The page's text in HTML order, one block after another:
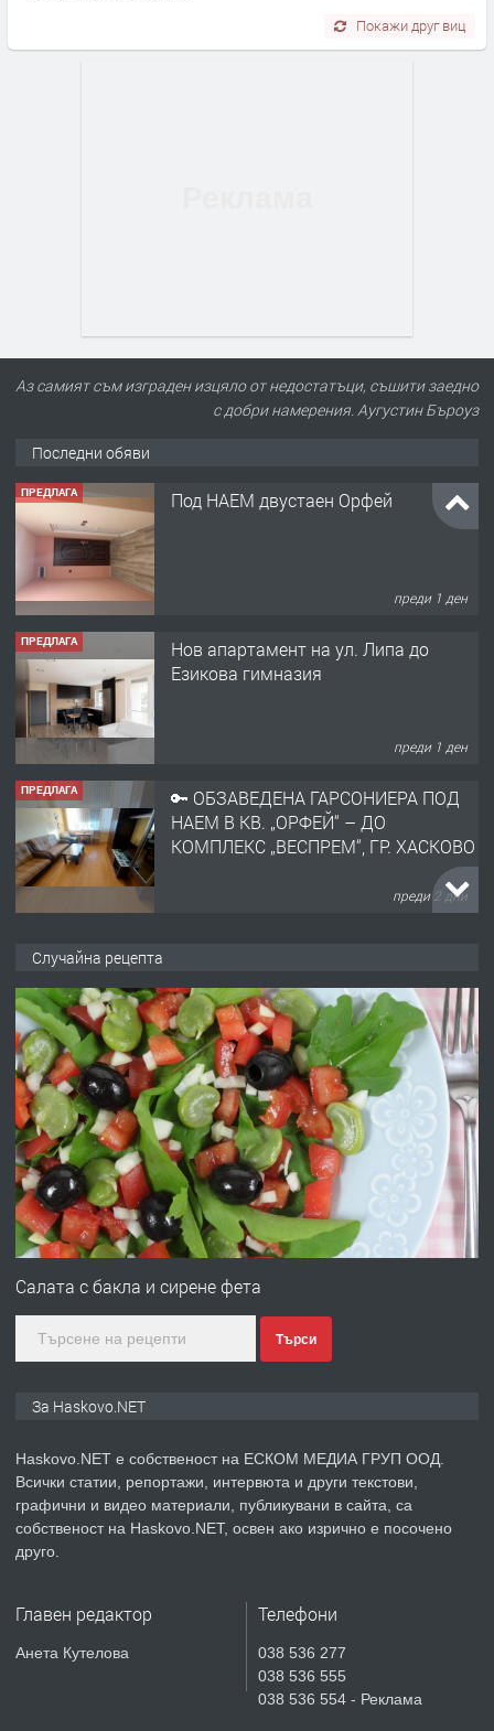
Покажи друг виц
Аз самият съм изграден изцяло от недостатъци, съшити заедно
с добри намерения. Аугустин Бъроуз
Последни обяви
ПРЕДЛАГА
Нов апартамент на ул. Липа до
преди 1 ден
ПРЕДЛАГА
🔑 ОБЗАВЕДЕНА ГАРСОНИЕРА ПОД
НАЕМ В КВ. „ОРФЕЙ“ – ДО
преди 2 дни
ПРЕДЛАГА
НАПЪЛНО ОБЗАВЕДЕН И
ОБОРУДВАН ТРИСТАЕН
АПАРТАМЕНТ В ЦЕНТЪРА НА ГР.
преди 3 дни
преди 3 дни
ПРЕДЛАГА
№4120 Магазин/Офис под наем в кв.
Любен Каравелов, Хасково-близо до
градската градина!
преди 3 дни
ПРЕДЛАГА
ПРОСТОРЕН ТРИСТАЕН
КУБА
преди 4 дни
ПРЕДЛАГА СГЛОБЯВАНЕ НА МЕБЕЛИ.
№4119 Едностаен обзаведен
Случайна рецепта
Салата с бакла и сирене фета
Търси
За Haskovo.NET
Haskovo.NET е собственост на ЕСКОМ МЕДИА ГРУП ООД.
Всички статии, репортажи, интервюта и други текстови,
графични и видео материали, публикувани в сайта, са
собственост на Haskovo.NET, освен ако изрично е посочено
друго.
Главен редактор
Анета Кутелова
Телефони
038 536 277
038 536 555
038 536 554 - Реклама